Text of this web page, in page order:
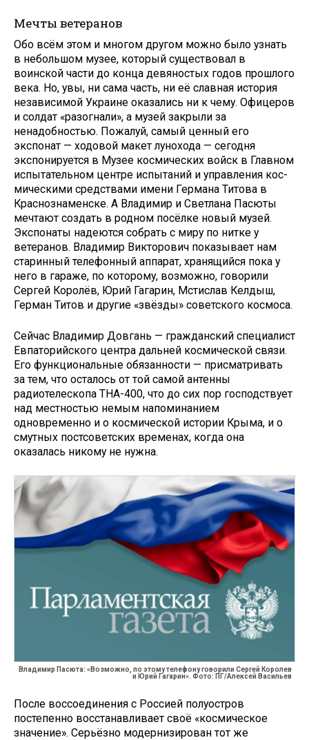
Мечты ветеранов
Обо всём этом и многом другом можно было узнать
в небольшом музее, который существовал в
воинской части до конца девяностых годов прошлого
века. Но, увы, ни сама часть, ни её славная история
независимой Украине оказались ни к чему. Офицеров
и солдат «разогнали», а музей закрыли за
ненадобностью. Пожалуй, самый ценный его
экспонат — ходовой макет лунохода — сегодня
экспонируется в Музее космических войск в Главном
ис­пы­та­тель­ном центре испытаний и управления кос­
ми­чес­ки­ми средствами имени Германа Титова в
Краснознаменске. А Владимир и Светлана Пасюты
мечтают создать в родном посёлке новый музей.
Экспонаты надеются собрать с миру по нитке у
ветеранов. Владимир Викторович показывает нам
старинный телефонный аппарат, хранящийся пока у
него в гараже, по которому, возможно, говорили
Сергей Королёв, Юрий Гагарин, Мстислав Келдыш,
Герман Титов и другие «звёзды» советского космоса.
Сейчас Владимир Довгань — гражданский специалист
Евпаторийского центра дальней космической связи.
Его функциональные обязанности — присматривать
за тем, что осталось от той самой антенны
радиотелескопа ТНА-400, что до сих пор господствует
над местностью немым напоминанием
одновременно и о космической истории Крыма, и о
смутных постсоветских временах, когда она
оказалась никому не нужна.
Владимир Пасюта: «Возможно, по этому телефону говорили Сергей Королев
и Юрий Гагарин». Фото: ПГ/Алексей Васильев
После воссоединения с Россией полуостров
постепенно восстанавливает своё «космическое
значение». Серьёзно модернизирован тот же